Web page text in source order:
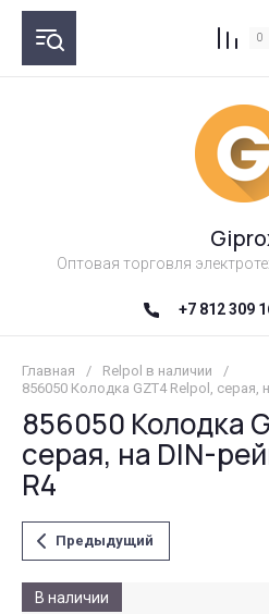
0
Оптовая торговля
+7 812 309
Главная / Relpol в наличии
/
856050 Колодка GZT4 Relpol, серая,
856050 Колодка
серая, на DIN-
R4
Предыдущий
В наличии